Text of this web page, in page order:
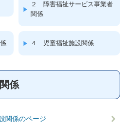
２ 障害福祉サービス事業者
関係
４ 児童福祉施設関係
係
関係のページ